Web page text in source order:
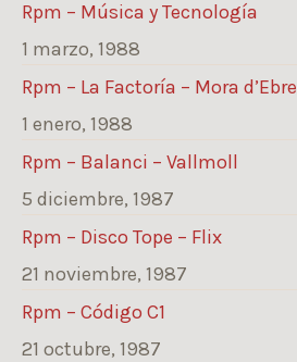
Rpm – Música y Tecnología
1 marzo, 1988
Rpm – La Factoría – Mora d’Ebre
1 enero, 1988
Rpm – Balanci – Vallmoll
5 diciembre, 1987
Rpm – Disco Tope – Flix
21 noviembre, 1987
Rpm – Código C1
21 octubre, 1987